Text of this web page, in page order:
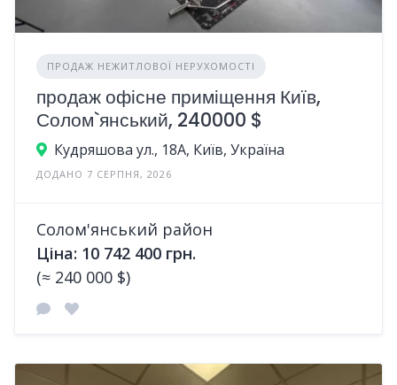
ПРОДАЖ НЕЖИТЛОВОЇ НЕРУХОМОСТІ
продаж офісне приміщення Київ,
Солом`янський, 240000 $
Кудряшова ул., 18А, Київ, Україна
ДОДАНО 7 СЕРПНЯ, 2026
Солом'янський район
Ціна: 10 742 400 грн.
(≈ 240 000 $)